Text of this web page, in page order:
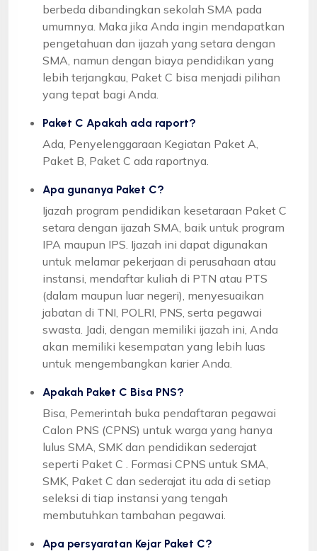
berbeda dibandingkan sekolah SMA pada
umumnya. Maka jika Anda ingin mendapatkan
pengetahuan dan ijazah yang setara dengan
SMA, namun dengan biaya pendidikan yang
lebih terjangkau, Paket C bisa menjadi pilihan
yang tepat bagi Anda.
Paket C Apakah ada raport?
Ada, Penyelenggaraan Kegiatan Paket A,
Paket B, Paket C ada raportnya.
Apa gunanya Paket C?
Ijazah program pendidikan kesetaraan Paket C
setara dengan ijazah SMA, baik untuk program
IPA maupun IPS. Ijazah ini dapat digunakan
untuk melamar pekerjaan di perusahaan atau
instansi, mendaftar kuliah di PTN atau PTS
(dalam maupun luar negeri), menyesuaikan
jabatan di TNI, POLRI, PNS, serta pegawai
swasta. Jadi, dengan memiliki ijazah ini, Anda
akan memiliki kesempatan yang lebih luas
untuk mengembangkan karier Anda.
Apakah Paket C Bisa PNS?
Bisa, Pemerintah buka pendaftaran pegawai
Calon PNS (CPNS) untuk warga yang hanya
lulus SMA, SMK dan pendidikan sederajat
seperti Paket C . Formasi CPNS untuk SMA,
SMK, Paket C dan sederajat itu ada di setiap
seleksi di tiap instansi yang tengah
membutuhkan tambahan pegawai.
Apa persyaratan Kejar Paket C?